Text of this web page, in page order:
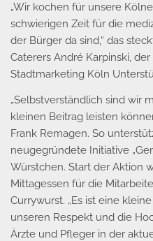
„Wir kochen für unsere
schwierigen Zeit für die
der Bürger da sind,“ das
Caterers André Karpinski,
Stadtmarketing Köln
„Selbstverständlich sind wir
kleinen Beitrag leisten
Frank Remagen. So
neugegründete Initiative
Würstchen. Start der Aktion
Mittagessen für die
Currywurst. „Es ist eine
unseren Respekt und die
Ärzte und Pfleger in der